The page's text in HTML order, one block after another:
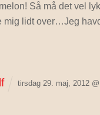
Så må det vel
mig lidt over…Jeg
tirsdag 29. maj, 2012 @